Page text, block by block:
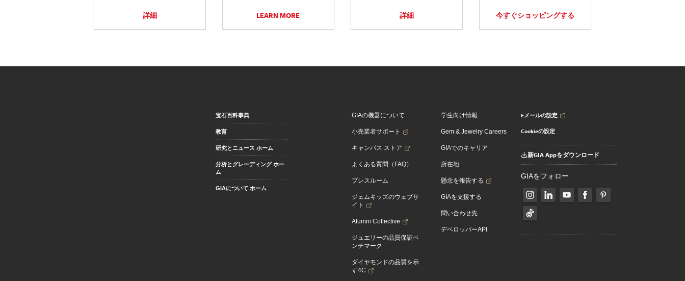
詳細 LEARN MORE 詳細 今すぐショッピングする
宝石百科事典
教育
研究とニュース ホーム
分析とグレーディング ホー
ム
GIAについて ホーム
GIAの機器について
小売業者サポート
キャンパス ストア
よくある質問（FAQ）
プレスルーム
ジェムキッズのウェブサ
イト
Alumni Collective
ジュエリーの品質保証ベ
ンチマーク
ダイヤモンドの品質を示
す4C
学生向け情報
Gem & Jewelry Careers
GIAでのキャリア
所在地
懸念を報告する
GIAを支援する
問い合わせ先
デベロッパーAPI
Eメールの設定
Cookieの設定
新GIA Appをダウンロード
GIAをフォロー